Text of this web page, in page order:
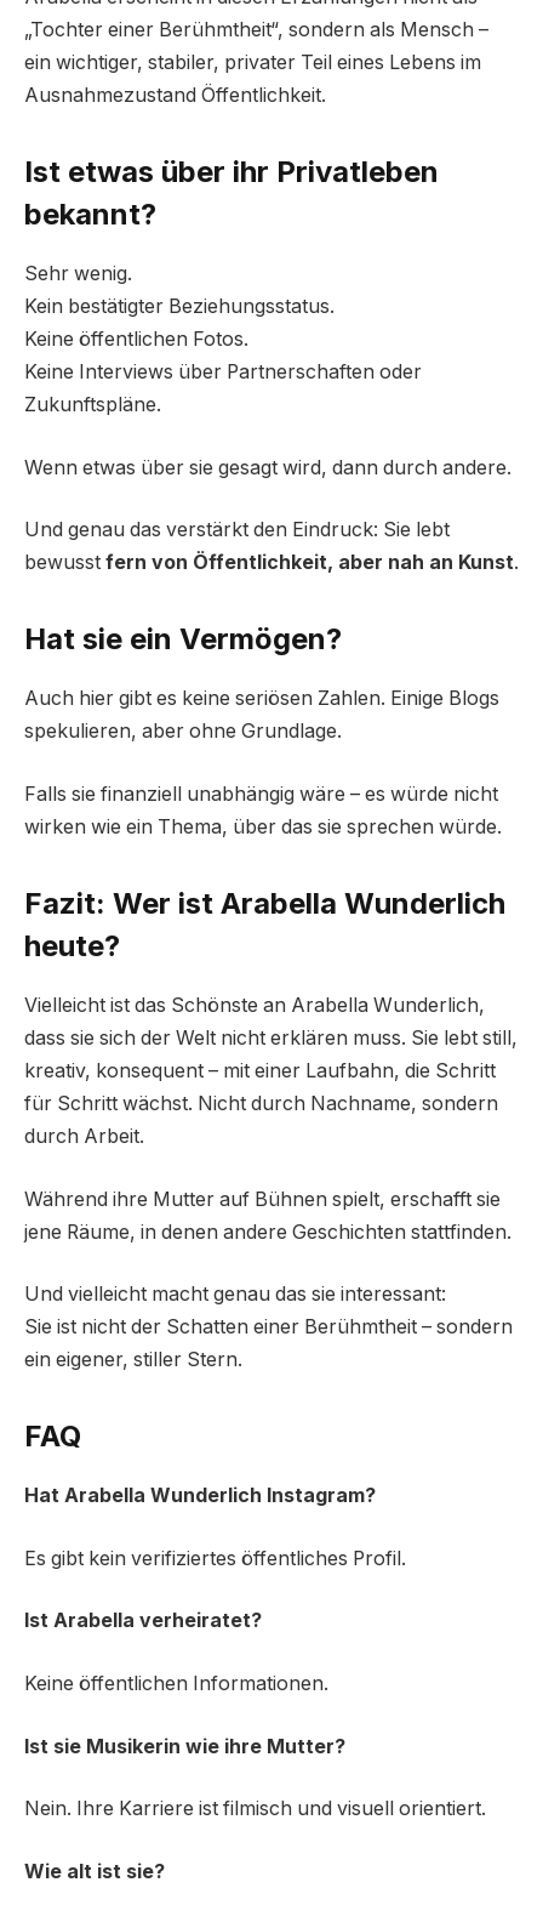
„Tochter einer Berühmtheit“, sondern als Mensch –
ein wichtiger, stabiler, privater Teil eines Lebens im
Ausnahmezustand Öffentlichkeit.
Ist etwas über ihr Privatleben
bekannt?
Sehr wenig.
Kein bestätigter Beziehungsstatus.
Keine öffentlichen Fotos.
Keine Interviews über Partnerschaften oder
Zukunftspläne.
Wenn etwas über sie gesagt wird, dann durch andere.
Und genau das verstärkt den Eindruck: Sie lebt
bewusst fern von Öffentlichkeit, aber nah an Kunst.
Hat sie ein Vermögen?
Auch hier gibt es keine seriösen Zahlen. Einige Blogs
spekulieren, aber ohne Grundlage.
Falls sie finanziell unabhängig wäre – es würde nicht
wirken wie ein Thema, über das sie sprechen würde.
Fazit: Wer ist Arabella Wunderlich
heute?
Vielleicht ist das Schönste an Arabella Wunderlich,
dass sie sich der Welt nicht erklären muss. Sie lebt still,
kreativ, konsequent – mit einer Laufbahn, die Schritt
für Schritt wächst. Nicht durch Nachname, sondern
durch Arbeit.
Während ihre Mutter auf Bühnen spielt, erschafft sie
jene Räume, in denen andere Geschichten stattfinden.
Und vielleicht macht genau das sie interessant:
Sie ist nicht der Schatten einer Berühmtheit – sondern
ein eigener, stiller Stern.
FAQ
Hat Arabella Wunderlich Instagram?
Es gibt kein verifiziertes öffentliches Profil.
Ist Arabella verheiratet?
Keine öffentlichen Informationen.
Ist sie Musikerin wie ihre Mutter?
Nein. Ihre Karriere ist filmisch und visuell orientiert.
Wie alt ist sie?